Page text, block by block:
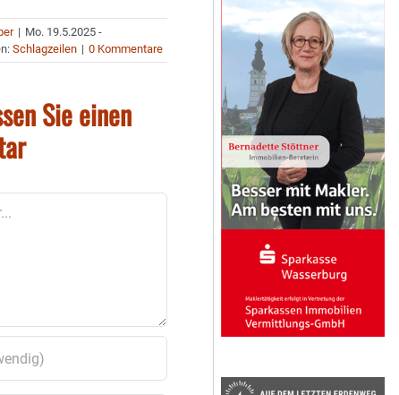
| Mo. 19.5.2025 -
Schlagzeilen | 0 Kommentare
Sie einen